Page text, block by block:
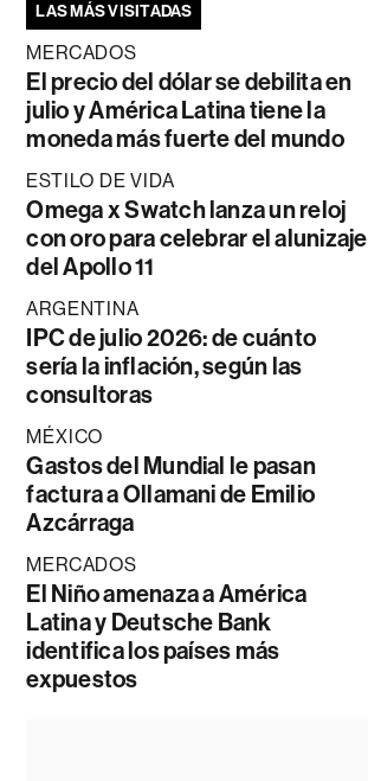
LAS MÁS VISITADAS
MERCADOS
El precio del dólar se debilita en
julio y América Latina tiene la
moneda más fuerte del mundo
ESTILO DE VIDA
Omega x Swatch lanza un reloj
con oro para celebrar el alunizaje
del Apollo 11
ARGENTINA
IPC de julio 2026: de cuánto
sería la inflación, según las
consultoras
MÉXICO
Gastos del Mundial le pasan
factura a Ollamani de Emilio
Azcárraga
MERCADOS
El Niño amenaza a América
Latina y Deutsche Bank
identifica los países más
expuestos